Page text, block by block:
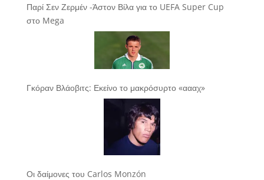
Παρί Σεν Ζερμέν -Άστον Βίλα για το UEFA Super Cup
στο Mega
Γκόραν Βλάοβιτς: Εκείνο το μακρόσυρτο «αααχ»
Οι δαίμονες του Carlos Monzón